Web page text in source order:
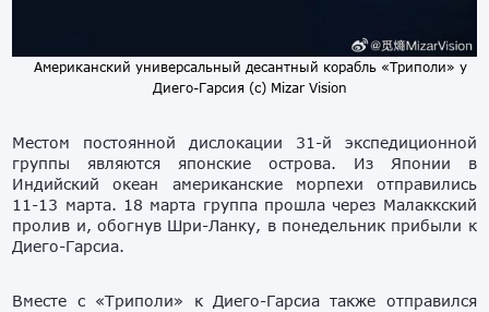
Американский универсальный десантный корабль «Триполи» у
Диего-Гарсия (с) Mizar Vision
Местом постоянной дислокации 31-й экспедиционной
группы являются японские острова. Из Японии в
Индийский океан американские морпехи отправились
11-13 марта. 18 марта группа прошла через Малаккский
пролив и, обогнув Шри-Ланку, в понедельник прибыли к
Диего-Гарсиа.
Вместе с «Триполи» к Диего-Гарсиа также отправился